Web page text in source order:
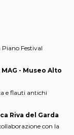
Festival
- Museo Alto
e flauti antichi
Riva del Garda
con la